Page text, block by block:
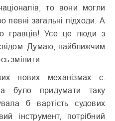
то вони могли
загальні підходи. А
гравців! Усе це люди з
Думаю, найближчим
змінити.
нових механізмах є.
було придумати таку
б вартість судових
інструмент, потрібний